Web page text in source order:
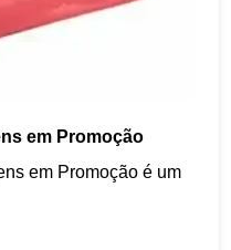
em Promoção
em Promoção é um